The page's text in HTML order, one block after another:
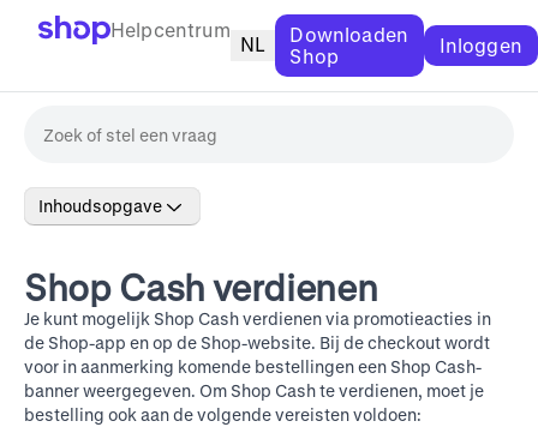
Helpcentrum
NL
Downloaden
Shop
Inloggen
Inhoudsopgave
Shop Cash verdienen
Je kunt mogelijk Shop Cash verdienen via promotieacties in
de Shop-app en op de Shop-website. Bij de checkout wordt
voor in aanmerking komende bestellingen een Shop Cash-
banner weergegeven. Om Shop Cash te verdienen, moet je
bestelling ook aan de volgende vereisten voldoen: